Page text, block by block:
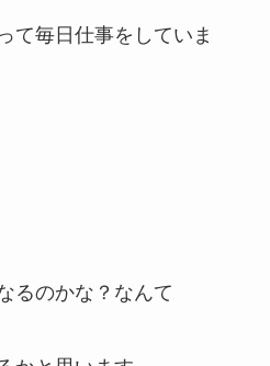
て毎日仕事をしていま
るのかな？なんて